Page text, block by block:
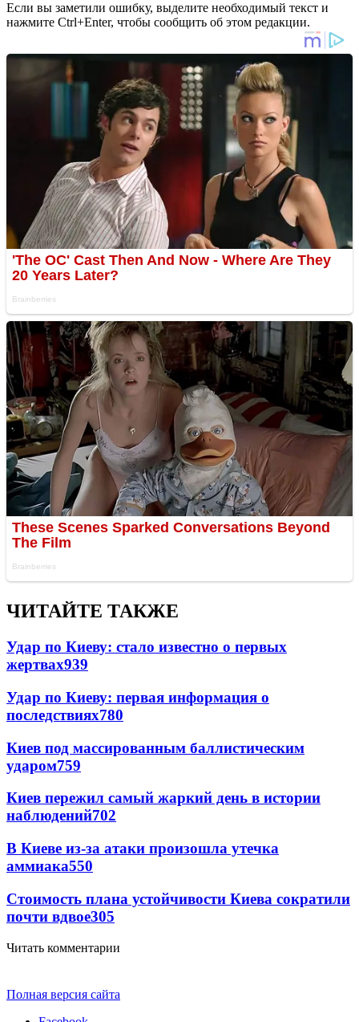
Если вы заметили ошибку, выделите необходимый текст и
нажмите Ctrl+Enter, чтобы сообщить об этом редакции.
ЧИТАЙТЕ ТАКЖЕ
Удар по Киеву: стало известно о первых
жертвах939
Удар по Киеву: первая информация о
последствиях780
Киев под массированным баллистическим
ударом759
Киев пережил самый жаркий день в истории
наблюдений702
В Киеве из-за атаки произошла утечка
аммиака550
Стоимость плана устойчивости Киева сократили
почти вдвое305
Читать комментарии
Полная версия сайта